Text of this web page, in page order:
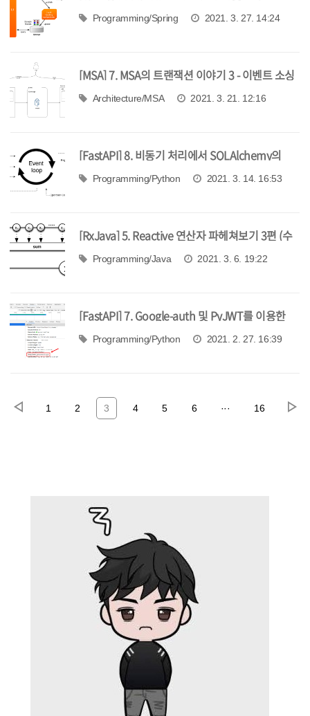
Programming/Spring 2021. 3. 27. 14:24
[MSA] 7. MSA의 트랜잭션 이야기 3 - 이벤트 소싱
과 CQRS
Architecture/MSA 2021. 3. 21. 12:16
[FastAPI] 8. 비동기 처리에서 SQLAlchemy의
scoped_session이 문제가 되는 이유
Programming/Python 2021. 3. 14. 16:53
[RxJava] 5. Reactive 연산자 파헤쳐보기 3편 (수
학 연산자 및 기타 연산자)
Programming/Java 2021. 3. 6. 19:22
[FastAPI] 7. Google-auth 및 PyJWT를 이용한
OAuth2 인증 구현 2
Programming/Python 2021. 2. 27. 16:39
1 2 3 4 5 6 ··· 16